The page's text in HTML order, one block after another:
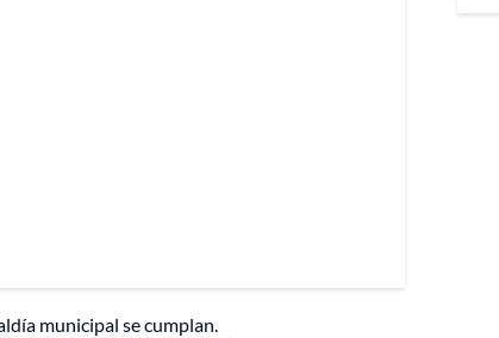
municipal se cumplan.